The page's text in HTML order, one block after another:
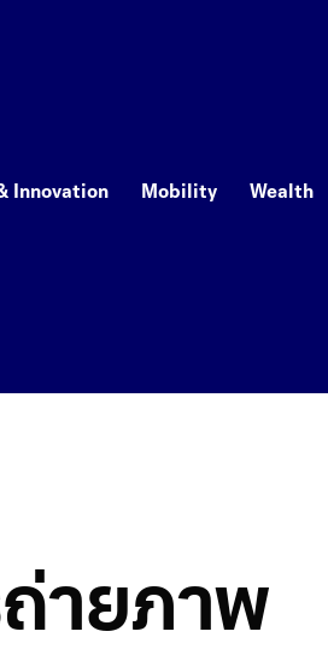
& Innovation Mobility Wealth
ายภาพ